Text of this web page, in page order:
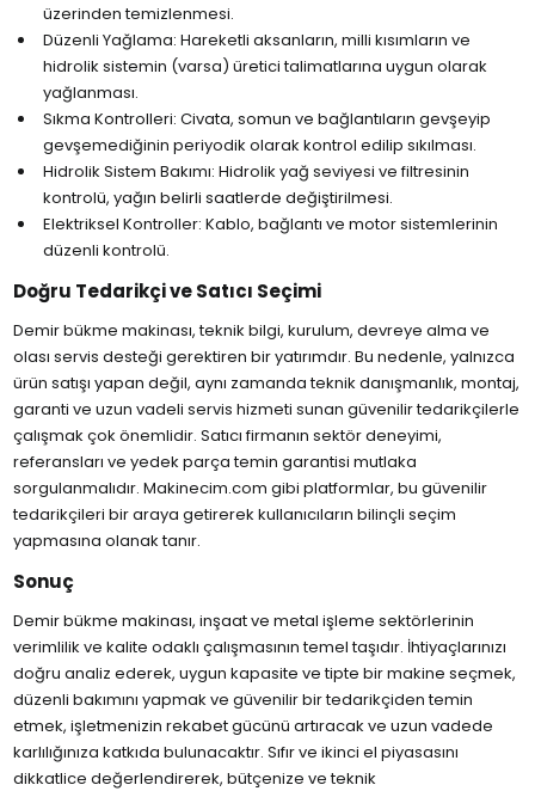
üzerinden temizlenmesi.
Düzenli Yağlama: Hareketli aksanların, milli kısımların ve
hidrolik sistemin (varsa) üretici talimatlarına uygun olarak
yağlanması.
Sıkma Kontrolleri: Civata, somun ve bağlantıların gevşeyip
gevşemediğinin periyodik olarak kontrol edilip sıkılması.
Hidrolik Sistem Bakımı: Hidrolik yağ seviyesi ve filtresinin
kontrolü, yağın belirli saatlerde değiştirilmesi.
Elektriksel Kontroller: Kablo, bağlantı ve motor sistemlerinin
düzenli kontrolü.
Doğru Tedarikçi ve Satıcı Seçimi
Demir bükme makinası, teknik bilgi, kurulum, devreye alma ve
olası servis desteği gerektiren bir yatırımdır. Bu nedenle, yalnızca
ürün satışı yapan değil, aynı zamanda teknik danışmanlık, montaj,
garanti ve uzun vadeli servis hizmeti sunan güvenilir tedarikçilerle
çalışmak çok önemlidir. Satıcı firmanın sektör deneyimi,
referansları ve yedek parça temin garantisi mutlaka
sorgulanmalıdır. Makinecim.com gibi platformlar, bu güvenilir
tedarikçileri bir araya getirerek kullanıcıların bilinçli seçim
yapmasına olanak tanır.
Sonuç
Demir bükme makinası, inşaat ve metal işleme sektörlerinin
verimlilik ve kalite odaklı çalışmasının temel taşıdır. İhtiyaçlarınızı
doğru analiz ederek, uygun kapasite ve tipte bir makine seçmek,
düzenli bakımını yapmak ve güvenilir bir tedarikçiden temin
etmek, işletmenizin rekabet gücünü artıracak ve uzun vadede
karlılığınıza katkıda bulunacaktır. Sıfır ve ikinci el piyasasını
dikkatlice değerlendirerek, bütçenize ve teknik